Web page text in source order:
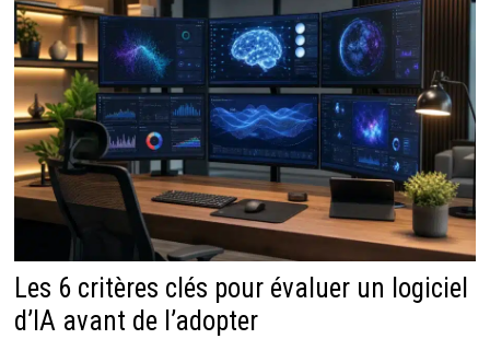
Les 6 critères clés pour évaluer un logiciel
d’IA avant de l’adopter